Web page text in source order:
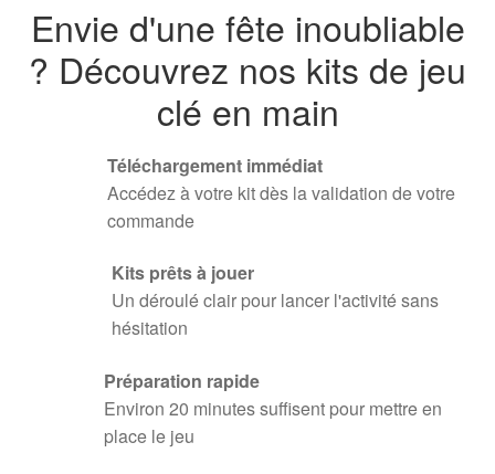
Envie d'une fête inoubliable
? Découvrez nos kits de jeu
clé en main
Téléchargement immédiat
Accédez à votre kit dès la validation de votre
commande
Kits prêts à jouer
Un déroulé clair pour lancer l'activité sans
hésitation
Préparation rapide
Environ 20 minutes suffisent pour mettre en
place le jeu